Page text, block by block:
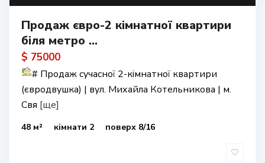
Продаж євро-2 кімнатної квартири
біля метро ...
$ 75000
# Продаж сучасної 2-кімнатної квартири
(євродвушка) | вул. Михайла Котельникова | м.
Свя [ще]
48 м² кімнати 2 поверх 8/16